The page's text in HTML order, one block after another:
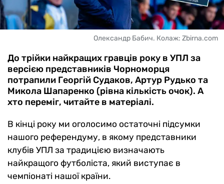
Олександр Бабич. Колаж: Zbirna.com
До трійки найкращих гравців року в УПЛ за
версією представників Чорноморця
потрапили Георгій Судаков, Артур Рудько та
Микола Шапаренко (рівна кількість очок). А
хто переміг, читайте в матеріалі.
В кінці року ми оголосимо остаточні підсумки
нашого референдуму, в якому представники
клубів УПЛ за традицією визначають
найкращого футболіста, який виступає в
чемпіонаті нашої країни.